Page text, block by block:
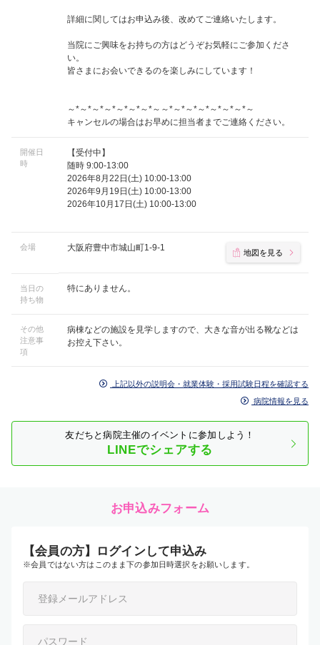
詳細に関してはお申込み後、改めてご連絡いたします。
当院にご興味をお持ちの方はどうぞお気軽にご参加くださ
い。
皆さまにお会いできるのを楽しみにしています！
～*～*～*～*～*～*～*～～*～*～*～*～*～*～*～
キャンセルの場合はお早めに担当者までご連絡ください。
開催日
時
【受付中】
随時 9:00-13:00
2026年8月22日(土) 10:00-13:00
2026年9月19日(土) 10:00-13:00
2026年10月17日(土) 10:00-13:00
会場 大阪府豊中市城山町1-9-1 地図を見る
当日の
持ち物
特にありません。
その他
注意事
項
病棟などの施設を見学しますので、大きな音が出る靴などは
お控え下さい。
上記以外の説明会・就業体験・採用試験日程を確認する
病院情報を見る
友だちと病院主催のイベントに参加しよう！
LINEでシェアする
お申込みフォーム
【会員の方】ログインして申込み
※会員ではない方はこのまま下の参加日時選択をお願いします。